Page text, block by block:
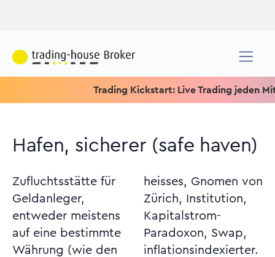
Trading Kickstart: Live Trading jeden
Hafen, sicherer (safe haven)
Zufluchtsstätte für
Geldanleger,
entweder meistens
auf eine bestimmte
Währung (wie den
heisses, Gnomen von
Zürich, Institution,
Kapitalstrom-
Paradoxon, Swap,
inflationsindexierter.